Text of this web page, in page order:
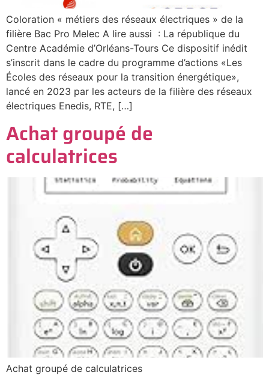
Coloration « métiers des réseaux électriques » de la
filière Bac Pro Melec A lire aussi : La république du
Centre Académie d’Orléans-Tours Ce dispositif inédit
s’inscrit dans le cadre du programme d’actions «Les
Écoles des réseaux pour la transition énergétique»,
lancé en 2023 par les acteurs de la filière des réseaux
électriques Enedis, RTE, […]
Achat groupé de
calculatrices
Achat groupé de calculatrices